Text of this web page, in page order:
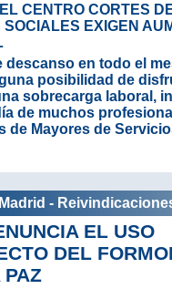
CENTRO CORTES
SOCIALES EXIGEN
descanso en todo el
posibilidad de
sobrecarga laboral,
de muchos
de Mayores de
-
EL USO
DEL
PAZ